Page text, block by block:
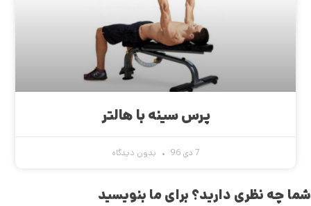
پرس سینه با هالتر
7 دی 96 بدون دیدگاه
شما چه نظری دارید؟ برای ما بنویسید